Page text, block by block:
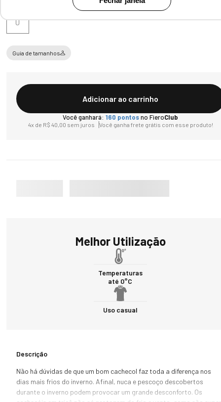
U
Guia de tamanhos
Adicionar ao carrinho
Você ganhará: 160 pontosno FieroClub
4x de R$ 40,00 sem juros Você ganha frete grátis com esse produto!
Melhor Utilização
Temperaturas
até 0°C
Uso casual
Descrição
Não há dúvidas de que um bom cachecol faz toda a diferença nos
dias mais frios do inverno. Afinal, nuca e pescoço descobertos
durante o inverno podem provocar um grande desconforto. Os